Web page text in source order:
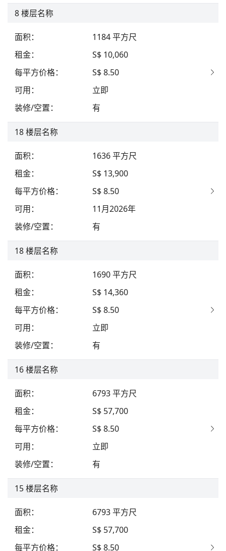
8楼层名称
面积： 1184平方尺
租金：
S$ 10,060
每平方价格：
S$ 8.50
可用：
立即
装修/空置： 有
18楼层名称
面积： 1636平方尺
租金：
S$ 13,900
每平方价格：
S$ 8.50
可用：
11月2026年
装修/空置： 有
18楼层名称
面积： 1690平方尺
租金：
S$ 14,360
每平方价格：
S$ 8.50
可用：
立即
装修/空置： 有
16楼层名称
面积： 6793平方尺
租金：
S$ 57,700
每平方价格：
S$ 8.50
可用：
立即
装修/空置： 有
15 楼层名称
面积： 6793平方尺
租金：
S$ 57,700
每平方价格： S$ 8.50